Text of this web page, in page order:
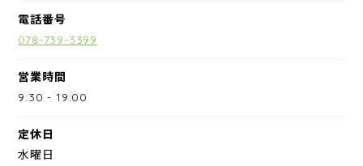
電話番号
078-739-3399
営業時間
9:30 -19:00
定休日
水曜日